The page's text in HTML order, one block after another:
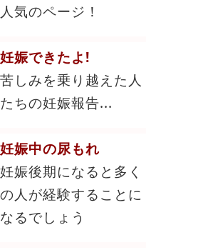
人気のページ！
妊娠できたよ!
苦しみを乗り越えた人
たちの妊娠報告...
妊娠中の尿もれ
妊娠後期になると多く
の人が経験することに
なるでしょう